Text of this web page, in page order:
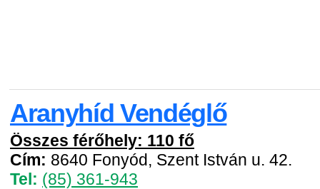
Aranyhíd Vendéglő
Összes férőhely: 110 fő
Cím: 8640 Fonyód, Szent István u. 42.
Tel: (85) 361-943